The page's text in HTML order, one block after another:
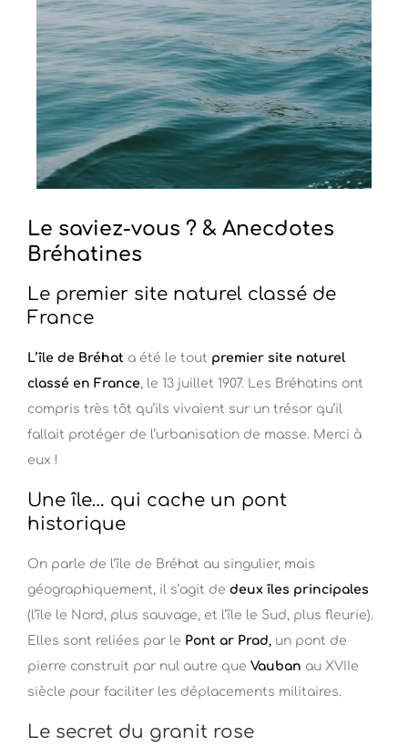
Le saviez-vous ? & Anecdotes
Bréhatines
Le premier site naturel classé de
France
L’île de Bréhat a été le tout premier site naturel
classé en France, le 13 juillet 1907. Les Bréhatins ont
compris très tôt qu’ils vivaient sur un trésor qu’il
fallait protéger de l’urbanisation de masse. Merci à
eux !
Une île… qui cache un pont
historique
On parle de l’île de Bréhat au singulier, mais
géographiquement, il s’agit de deux îles principales
(l’île le Nord, plus sauvage, et l’île le Sud, plus fleurie).
Elles sont reliées par le Pont ar Prad, un pont de
pierre construit par nul autre que Vauban au XVIIe
siècle pour faciliter les déplacements militaires.
Le secret du granit rose